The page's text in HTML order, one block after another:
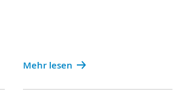
Mehr lesen